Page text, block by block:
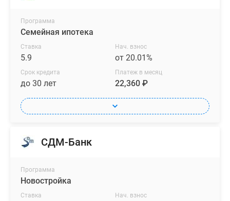
Программа
Семейная ипотека
Ставка
5.9
Нач. взнос
от 20.01%
Срок кредита
до 30 лет
Платеж в месяц
22,360 ₽
СДМ-Банк
Программа
Новостройка
Ставка Нач. взнос